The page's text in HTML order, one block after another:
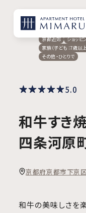
和牛すき
四条河原
和牛の美味しさを
京都近郊 ショッピ
家族（子ども：7歳以上
その他・ひとりで
京都府京都市下京
5.0